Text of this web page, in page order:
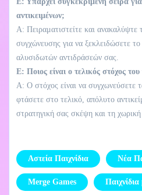
αντικειμένων;
Α: Πειραματιστείτε και ανακαλύψτε
συγχώνευσης για να ξεκλειδώσετε
αλυσιδωτών αντιδράσεών σας.
Ε: Ποιος είναι ο τελικός στόχος του
Α: Ο στόχος είναι να συγχωνεύσετε
φτάσετε στο τελικό, απόλυτο
στρατηγική σας σκέψη και τη
Αστεία Παιχνίδια Νέα
Merge Games